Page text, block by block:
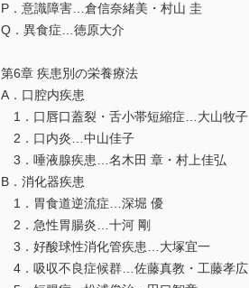
P．意識障害…倉信奈緒美・村山 圭
Q．異食症…徳原大介
第6章 疾患別の栄養療法
A．口腔内疾患
1．口唇口蓋裂・舌小帯短縮症…大山牧子
2．口内炎…中山佳子
3．唾液腺疾患…名木田 章・村上佳弘
B．消化器疾患
1．胃食道逆流症…深堀 優
2．急性胃腸炎…十河 剛
3．好酸球性消化管疾患…大塚宜一
4．吸収不良症候群…佐藤真教・工藤孝広